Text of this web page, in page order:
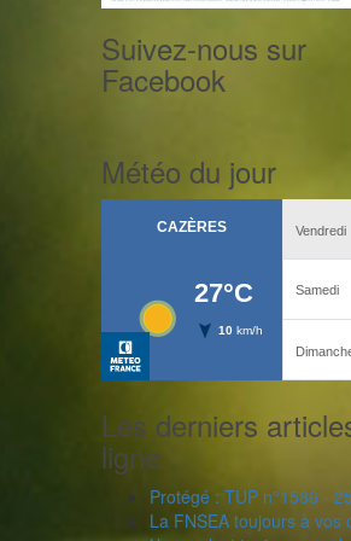
Suivez-nous sur
Facebook
Météo du jour
Les derniers
ligne
Protégé : TUP n°1586 -
La FNSEA toujours à vos